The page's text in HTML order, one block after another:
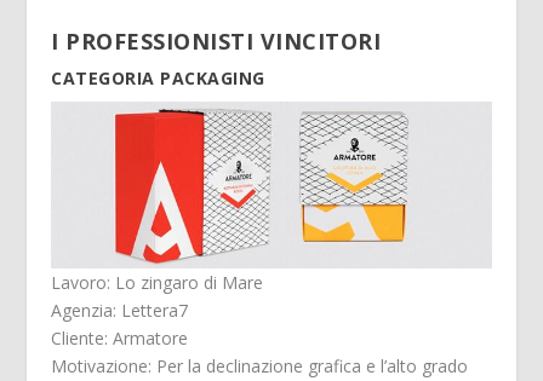
I PROFESSIONISTI VINCITORI
CATEGORIA PACKAGING
Lavoro: Lo zingaro di Mare
Agenzia: Lettera7
Cliente: Armatore
Motivazione: Per la declinazione grafica e l’alto grado